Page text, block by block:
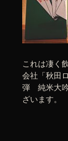
これは凄く
会社「秋田
弾 純米大吟
ざいます。